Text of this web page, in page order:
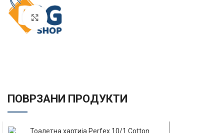
Click to enlarge
ПОВРЗАНИ ПРОДУКТИ